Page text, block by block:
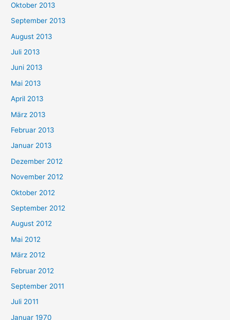
Oktober 2013
September 2013
August 2013
Juli 2013
Juni 2013
Mai 2013
April 2013
März 2013
Februar 2013
Januar 2013
Dezember 2012
November 2012
Oktober 2012
September 2012
August 2012
Mai 2012
März 2012
Februar 2012
September 2011
Juli 2011
Januar 1970